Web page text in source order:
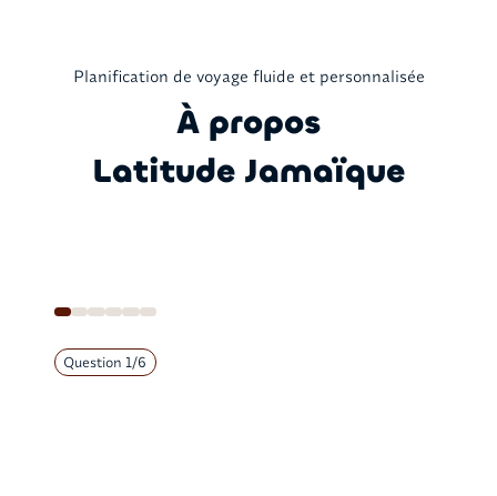
Planification de voyage fluide et personnalisée
À propos
Latitude Jamaïque
Question 1/6